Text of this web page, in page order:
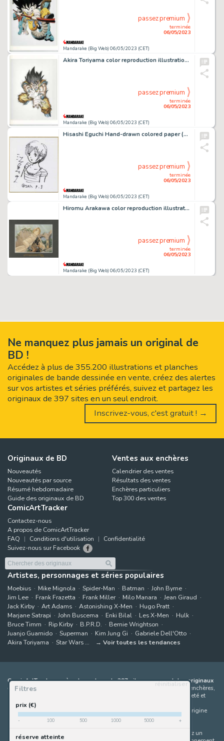
Filtres
réinitialiser
prix (€)
- 100 500 1000 5000 +
réserve atteinte
Mandarake (Big Web) 06/05/2023 (CET)
terminée
06/05/2023
passez premium
Akira Toriyama color reproduction illustration "Dragon Ball" Kamehameha
Mandarake (Big Web) 06/05/2023 (CET)
terminée
06/05/2023
passez premium
Hisashi Eguchi Hand-drawn colored paper (small size)
Mandarake (Big Web) 06/05/2023 (CET)
terminée
06/05/2023
passez premium
Hiromu Arakawa color reproduction illustration "FULLMETAL ALCHEMIST"
Mandarake (Big Web) 06/05/2023 (CET)
terminée
06/05/2023
passez premium
Ne manquez plus jamais un original de
BD !
Accédez à plus de 355.200 illustrations et planches
originales de bande dessinée en vente, créez des alertes
sur vos artistes et séries préférés, suivez et partagez les
originaux de 397 sites en un seul endroit.
Inscrivez-vous, c'est gratuit ! →
Originaux de BD
Nouveautés
Nouveautés par source
Résumé hebdomadaire
Guide des originaux de BD
Ventes aux enchères
Calendrier des ventes
Résultats des ventes
Enchères particuliers
Top 300 des ventes
ComicArtTracker
Contactez-nous
A propos de ComicArtTracker
FAQ
Conditions d'utilisation
Confidentialité
Suivez-nous sur Facebook
Artistes, personnages et séries populaires
Moebius Mike Mignola Spider-Man Batman
John Byrne
Jim Lee
Frank Frazetta Frank Miller Milo Manara
Jean Giraud
Jack Kirby
Art Adams Astonishing X-Men
Hugo Pratt
Marjane Satrapi
John Buscema Enki Bilal Les X-Men
Hulk
Bruce Timm
Rip Kirby B.P.R.D.
Bernie Wrightson
Juanjo Guarnido
Superman Kim Jung Gi
Gabriele Dell'Otto
Akira Toriyama
Star Wars Voir toutes les tendances
ComicArtTracker agrège le contenu de 397 sites proposant des originaux
de bandes dessinées à la vente
(galeries, maisons de ventes aux enchères,
places de marché et sites d'artistes). Aucun produit ne peut être acheté et
aucune enchère ne peut être effectuée directement sur le site de
ComicArtTracker. En cas de différence entre les contenus, le site d'origine
prévaut toujours. Certains liens sur ComicArtTracker sont des liens
commission (sans coût supplémentaire pour vous) si vous effectuez un